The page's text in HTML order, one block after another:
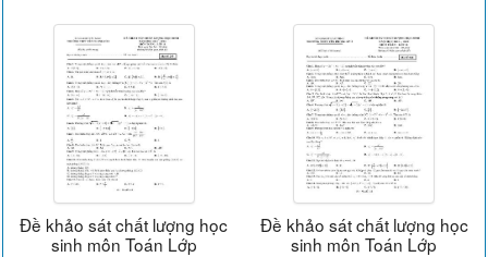
Đề khảo sát chất lượng học
sinh môn Toán Lớp
Đề khảo sát chất lượng học
sinh môn Toán Lớp